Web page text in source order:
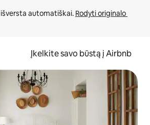
automatiškai. Rodyti originalo
Įkelkite savo būstą į Airbnb